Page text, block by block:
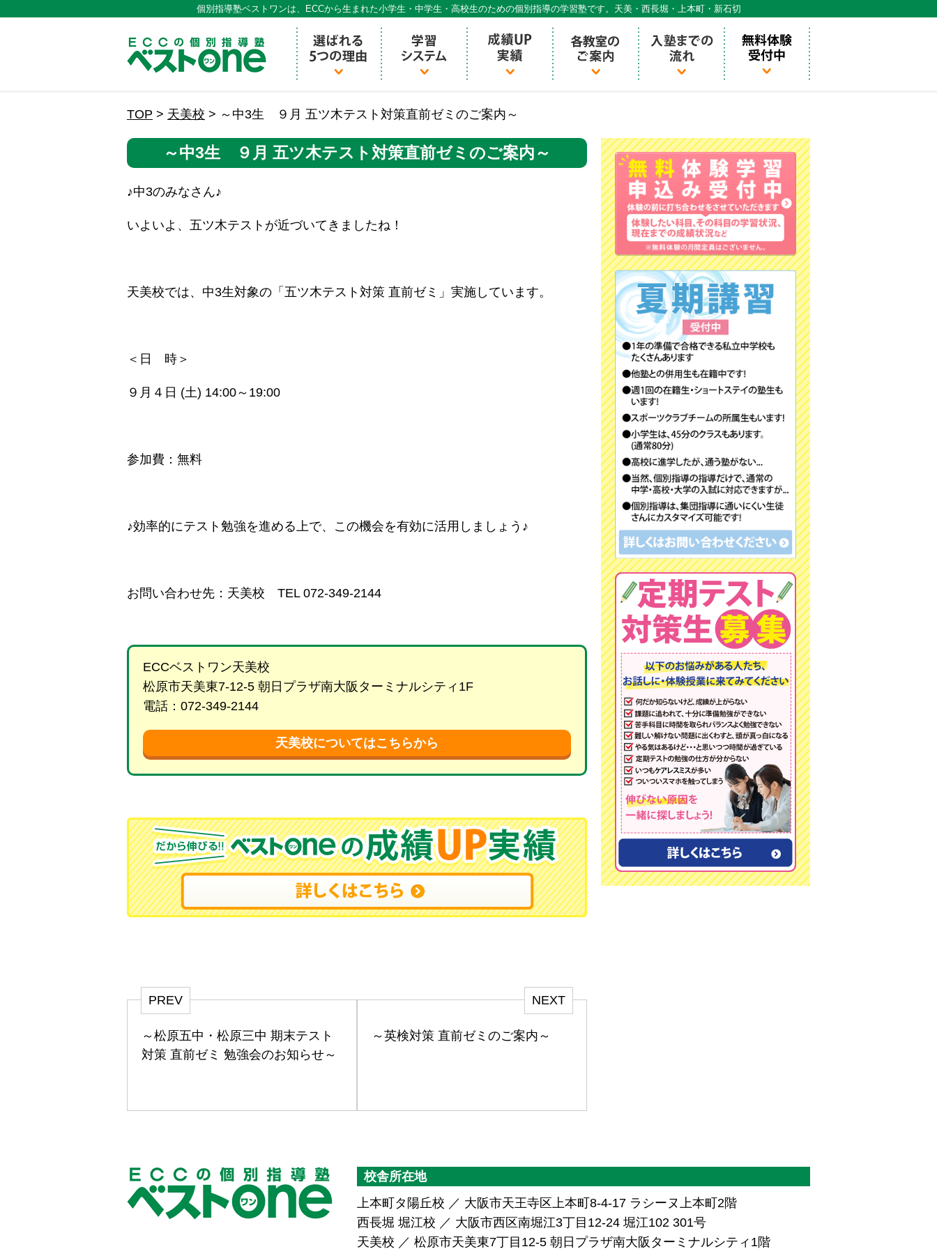
個別指導塾ベストワンは、ECCから生まれた小学生・中学生・高校生のための個別指導の学習塾です。天美・西長堀・上本町・新石切
ECCの個別指導ECCベストワン
TOP > 天美校 > ～中3生 ９月 五ツ木テスト対策直前ゼミのご案内～
～中3生 ９月 五ツ木テスト対策直前ゼミのご案内～
♪中3のみなさん♪
いよいよ、五ツ木テストが近づいてきましたね！
天美校では、中3生対象の「五ツ木テスト対策 直前ゼミ」実施しています。
＜日 時＞
９月４日 (土) 14:00～19:00
参加費：無料
♪効率的にテスト勉強を進める上で、この機会を有効に活用しましょう♪
お問い合わせ先：天美校 TEL 072-349-2144
ECCベストワン天美校
松原市天美東7-12-5 朝日プラザ南大阪ターミナルシティ1F
電話：072-349-2144
天美校についてはこちらから
PREV
～松原五中・松原三中 期末テスト
対策 直前ゼミ 勉強会のお知らせ～
NEXT
～英検対策 直前ゼミのご案内～
校舎所在地
上本町タ陽丘校 ／ 大阪市天王寺区上本町8-4-17 ラシーヌ上本町2階
西長堀 堀江校 ／ 大阪市西区南堀江3丁目12-24 堀江102 301号
天美校 ／ 松原市天美東7丁目12-5 朝日プラザ南大阪ターミナルシティ1階